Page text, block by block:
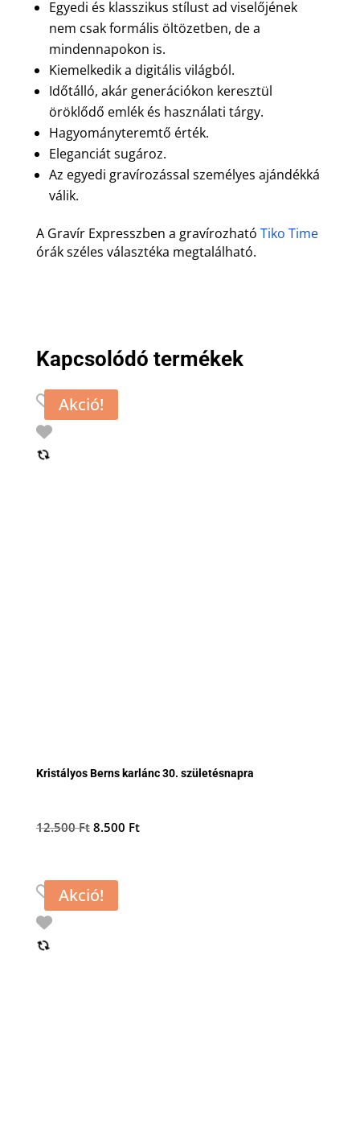
Egyedi és klasszikus stílust ad viselőjének
nem csak formális öltözetben, de a
mindennapokon is.
Kiemelkedik a digitális világból.
Időtálló, akár generációkon keresztül
öröklődő emlék és használati tárgy.
Hagyományteremtő érték.
Eleganciát sugároz.
Az egyedi gravírozással személyes ajándékká
válik.
A Gravír Expresszben a gravírozható Tiko Time
órák széles választéka megtalálható.
Kapcsolódó termékek
Akció!
Kristályos Berns karlánc 30. születésnapra
12.500Ft Original
12.500 Ft.
8.500 FtCurrent
Akció!